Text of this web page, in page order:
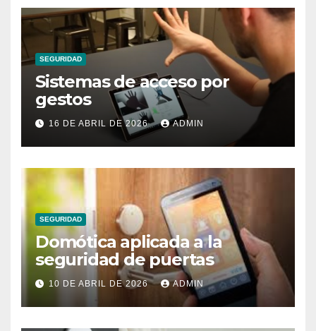
SEGURIDAD
Sistemas de acceso por
gestos
16 DE ABRIL DE 2026 ADMIN
SEGURIDAD
Domótica aplicada a la
seguridad de puertas
10 DE ABRIL DE 2026 ADMIN